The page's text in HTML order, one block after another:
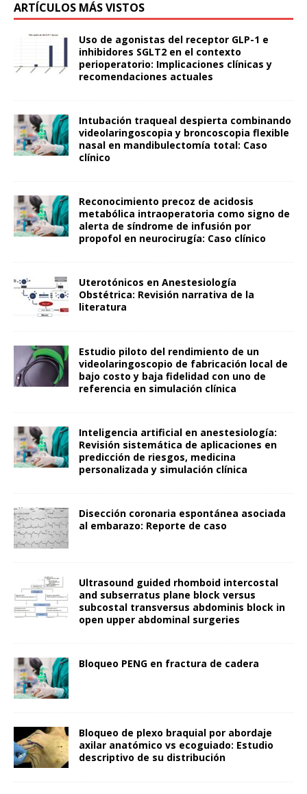
ARTÍCULOS MÁS VISTOS
Uso de agonistas del receptor GLP-1 e
inhibidores SGLT2 en el contexto
perioperatorio: Implicaciones clínicas y
recomendaciones actuales
Intubación traqueal despierta combinando
videolaringoscopia y broncoscopia flexible
nasal en mandibulectomía total: Caso
clínico
Reconocimiento precoz de acidosis
metabólica intraoperatoria como signo de
alerta de síndrome de infusión por
propofol en neurocirugía: Caso clínico
Uterotónicos en Anestesiología
Obstétrica: Revisión narrativa de la
literatura
Estudio piloto del rendimiento de un
videolaringoscopio de fabricación local de
bajo costo y baja fidelidad con uno de
referencia en simulación clínica
Inteligencia artificial en anestesiología:
Revisión sistemática de aplicaciones en
predicción de riesgos, medicina
personalizada y simulación clínica
Disección coronaria espontánea asociada
al embarazo: Reporte de caso
Ultrasound guided rhomboid intercostal
and subserratus plane block versus
subcostal transversus abdominis block in
open upper abdominal surgeries
Bloqueo PENG en fractura de cadera
Bloqueo de plexo braquial por abordaje
axilar anatómico vs ecoguiado: Estudio
descriptivo de su distribución